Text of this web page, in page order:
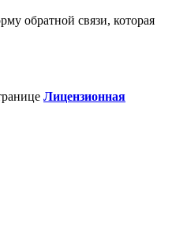
обратной связи, которая
Лицензионная